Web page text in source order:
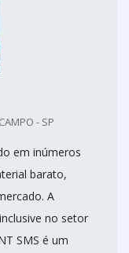
- SP
em inúmeros
barato,
A
no setor
SMS é um